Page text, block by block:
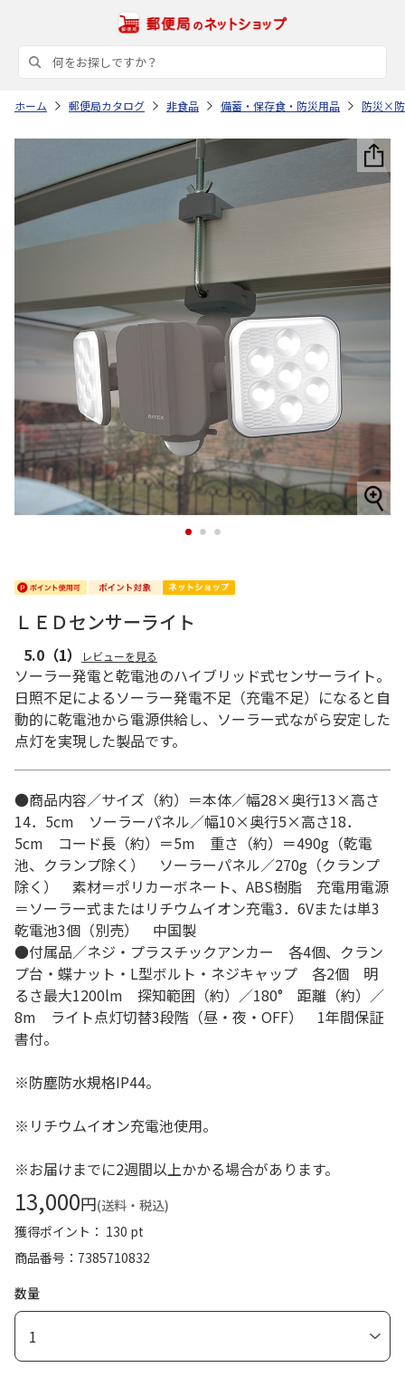
ホーム 郵便局カタログ 非食品 備蓄・保存食・防災用品 防災×防
1 2 3
ＬＥＤセンサーライト
5.0 （1） レビューを見る
ソーラー発電と乾電池のハイブリッド式センサーライト。
日照不足によるソーラー発電不足（充電不足）になると自
動的に乾電池から電源供給し、ソーラー式ながら安定した
点灯を実現した製品です。
●商品内容／サイズ（約）＝本体／幅28×奥行13×高さ
14．5cm ソーラーパネル／幅10×奥行5×高さ18．
5cm コード長（約）＝5m 重さ（約）＝490g（乾電
池、クランプ除く） ソーラーパネル／270g（クランプ
除く） 素材＝ポリカーボネート、ABS樹脂 充電用電源
＝ソーラー式またはリチウムイオン充電3．6Vまたは単3
乾電池3個（別売） 中国製
●付属品／ネジ・プラスチックアンカー 各4個、クラン
プ台・蝶ナット・L型ボルト・ネジキャップ 各2個 明
るさ最大1200lm 探知範囲（約）／180° 距離（約）／
8m ライト点灯切替3段階（昼・夜・OFF） 1年間保証
書付。
※防塵防水規格IP44。
※リチウムイオン充電池使用。
※お届けまでに2週間以上かかる場合があります。
13,000円(送料・税込)
獲得ポイント： 130 pt
商品番号
7385710832
数量
1